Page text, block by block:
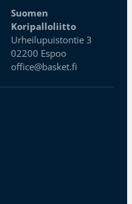
Suomen
Koripalloliitto
Urheilupuistontie 3
02200 Espoo
office@basket.fi